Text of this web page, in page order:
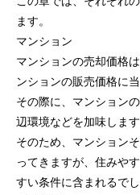
ます。
マンション
マンションの売却価格
ンションの販売価格に
その際に、マンション
辺環境などを加味します
そのため、マンション
ってきますが、住みや
すい条件に含まれるでし